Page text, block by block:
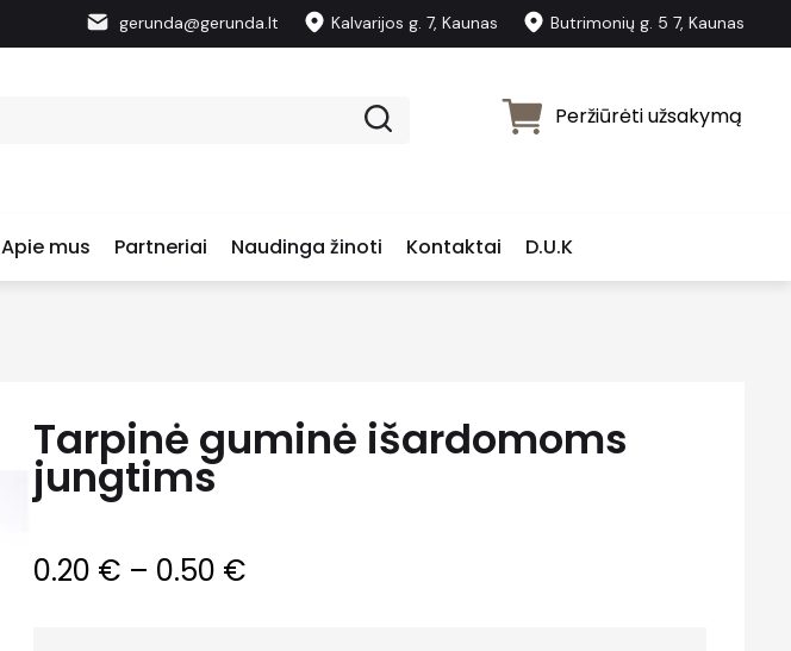
gerunda@gerunda.lt Kalvarijos g. 7, Kaunas Butrimonių g. 5 7, Kaunas
Peržiūrėti užsakymą
Apie mus Partneriai Naudinga žinoti Kontaktai D.U.K
Tarpinė guminė išardomoms
jungtims
0.20 € – 0.50 €